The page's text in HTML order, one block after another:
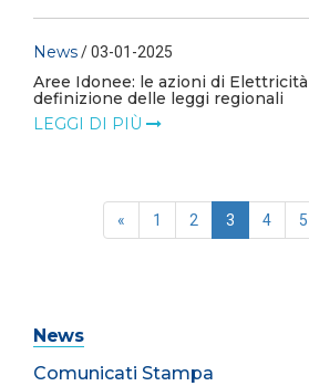
News/ 03-01-2025
Aree Idonee: le azioni di
definizione delle leggi regionali
LEGGI DI PIÙ
« 1 2 3 4 5
News
Comunicati Stampa